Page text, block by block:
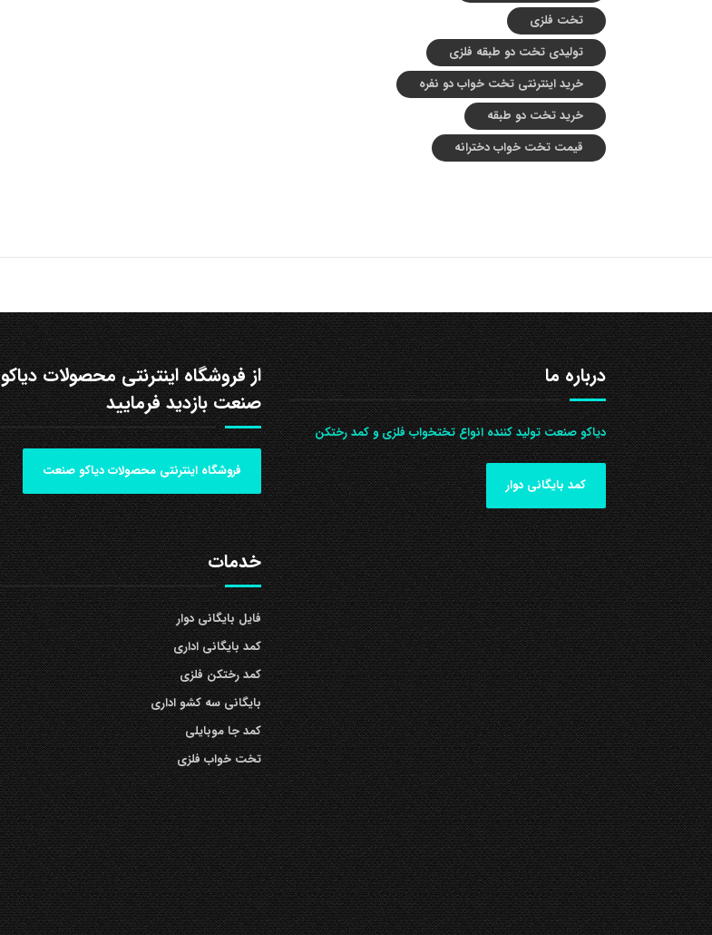
تخت فلزی
تولیدی تخت دو طبقه فلزی
خرید اینترنتی تخت خواب دو نفره
خرید تخت دو طبقه
قیمت تخت خواب دخترانه
درباره ما
دیاکو صنعت تولید کننده انواع تختخواب فلزی و کمد رختکن
کمد بایگانی دوار
از فروشگاه اینترنتی محصولات دیاکو
صنعت بازدید فرمایید
فروشگاه اینترنتی محصولات دیاکو صنعت
خدمات
فایل بایگانی دوار
کمد بایگانی اداری
کمد رختکن فلزی
بایگانی سه کشو اداری
کمد جا موبایلی
تخت خواب فلزی